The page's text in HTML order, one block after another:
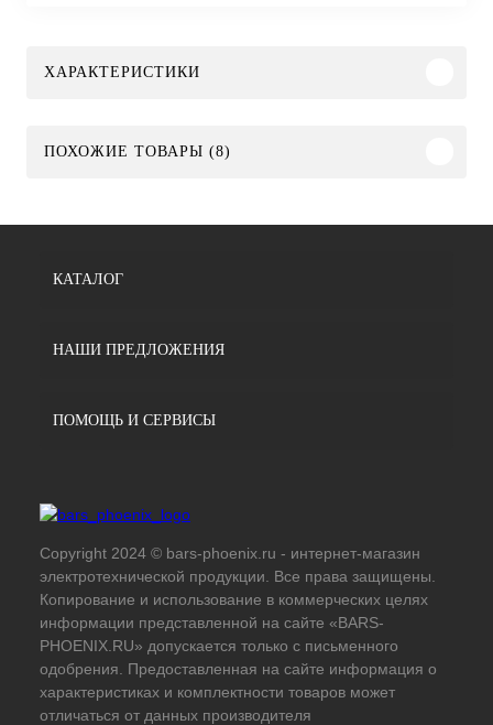
ХАРАКТЕРИСТИКИ
ПОХОЖИЕ ТОВАРЫ (8)
КАТАЛОГ
НАШИ ПРЕДЛОЖЕНИЯ
ПОМОЩЬ И СЕРВИСЫ
Copyright 2024 © bars-phoenix.ru - интернет-магазин
электротехнической продукции. Все права защищены.
Копирование и использование в коммерческих целях
информации представленной на сайте «BARS-
PHOENIX.RU» допускается только с письменного
одобрения. Предоставленная на сайте информация о
характеристиках и комплектности товаров может
отличаться от данных производителя